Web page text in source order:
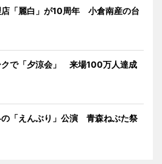
店「麗白」が10周年 小倉南産の台
クで「夕涼会」 来場100万人達成
「えんぶり」公演 青森ねぶた祭